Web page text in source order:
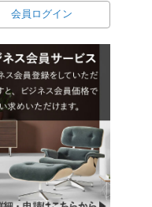
会員ログイン